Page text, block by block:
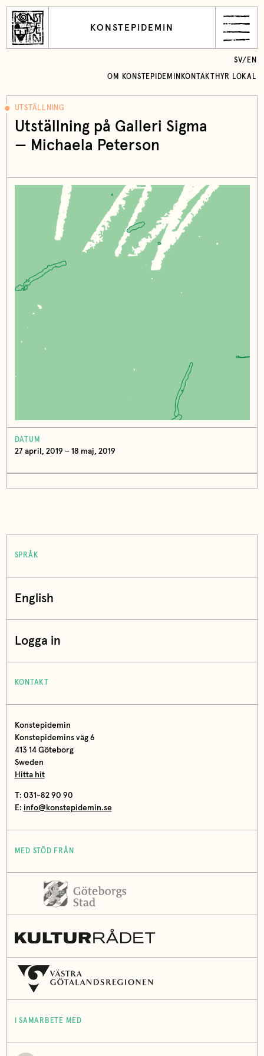
KONSTEPIDEMIN
OM KONSTEPIDEMIN KONTAKT HYR LOKAL
SV/ EN
UTSTÄLLNING
Utställning på Galleri Sigma
— Michaela Peterson
DATUM
27 april, 2019 – 18 maj, 2019
SPRÅK
English
Logga in
KONTAKT
Konstepidemin
Konstepidemins väg 6
413 14 Göteborg
Sweden
Hitta hit
T: 031-82 90 90
E: info@konstepidemin.se
MED STÖD FRÅN
I SAMARBETE MED